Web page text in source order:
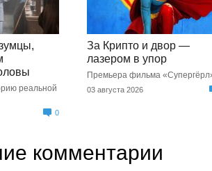
реальной
0
За Крипто и двор —
лазером в упор
Премьера фильма
03 августа 2026
комментарии